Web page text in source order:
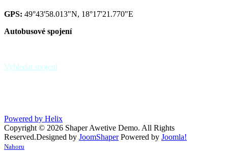
GPS: 49°43'58.013"N, 18°17'21.770"E
Autobusové spojení
Vyhledat spojení
Powered by Helix
Copyright © 2026 Shaper Awetive Demo. All Rights
Reserved.Designed by JoomShaper Powered by Joomla!
Nahoru